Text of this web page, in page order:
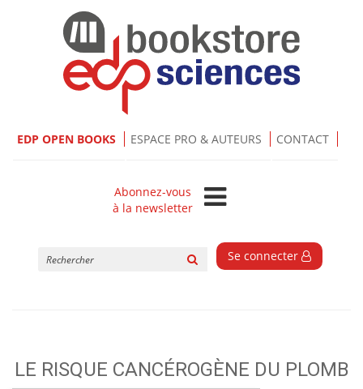
EDP OPEN BOOKS ESPACE PRO & AUTEURS CONTACT
Abonnez-vous
à la newsletter
Se connecter
LE RISQUE CANCÉROGÈNE DU PLOMB